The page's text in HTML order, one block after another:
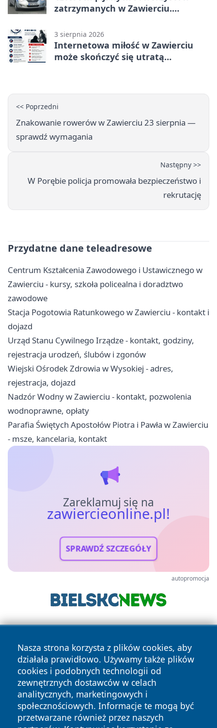
zatrzymanych w Zawierciu.
3 sierpnia 2026
Internetowa miłość w Zawierciu
może skończyć się utratą
<< Poprzedni
Znakowanie rowerów w Zawierciu 23 sierpnia —
sprawdź wymagania
Następny >>
W Porębie policja promowała bezpieczeństwo i
rekrutację
Przydatne dane teleadresowe
Centrum Kształcenia Zawodowego i Ustawicznego w
Zawierciu - kursy, szkoła policealna i doradztwo
zawodowe
Stacja Pogotowia Ratunkowego w Zawierciu - kontakt i
dojazd
Urząd Stanu Cywilnego Irządze - kontakt, godziny,
rejestracja urodzeń, ślubów i zgonów
Wiejski Ośrodek Zdrowia w Wysokiej - adres,
rejestracja, dojazd
Nadzór Wodny w Zawierciu - kontakt, pozwolenia
wodnoprawne, opłaty
Parafia Świętych Apostołów Piotra i Pawła w Zawierciu
- msze, kancelaria, kontakt
Zareklamuj się na
zawiercieonline.pl!
SPRAWDŹ SZCZEGÓŁY
autopromocja
Nasza strona korzysta z plików cookies, aby
działała prawidłowo. Używamy także plików
cookies i podobnych technologii od
zewnętrznych dostawców w celach
analitycznych, marketingowych i
społecznościowych. Informacje te mogą być
przetwarzane również przez naszych
Copyright © 2026 zawiercieonline.pl Wszystkie prawa
zastrzeżone.